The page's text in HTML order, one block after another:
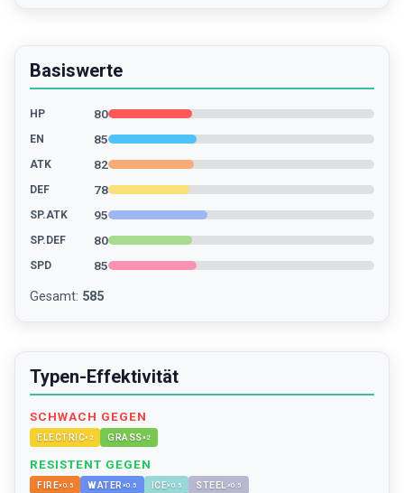
Basiswerte
HP 80
EN 85
ATK 82
DEF 78
SP.ATK 95
SP.DEF 80
SPD 85
Gesamt: 585
Typen-Effektivität
SCHWACH GEGEN
ELECTRIC× 2 GRASS×2
RESISTENT GEGEN
FIRE×0.5 WATER ×0.5 ICE×0.5 STEEL ×0.5